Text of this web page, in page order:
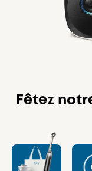
Fêtez